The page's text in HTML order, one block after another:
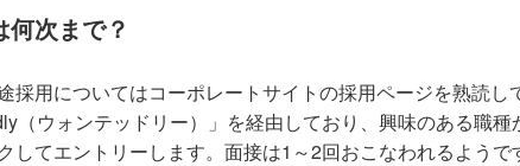
何次まで？
採用についてはコーポレートサイトの採用ページを熟読し
（ウォンテッドリー）」を経由しており、興味のある職種
してエントリーします。面接は1～2回おこなわれるよう